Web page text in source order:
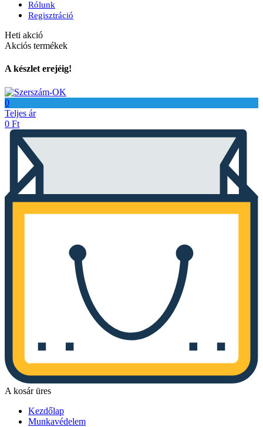
Rólunk
Regisztráció
Heti akció
Akciós termékek
A készlet erejéig!
0
Teljes ár
0 Ft
A kosár üres
Kezdőlap
Munkavédelem